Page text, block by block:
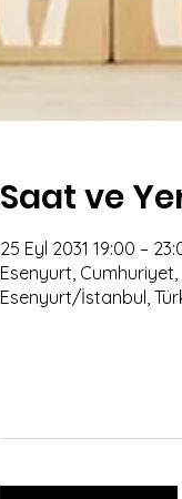
Saat ve
25 Eyl 2031 19:00 –
Esenyurt, Cumhuriyet,
Esenyurt/İstanbul,